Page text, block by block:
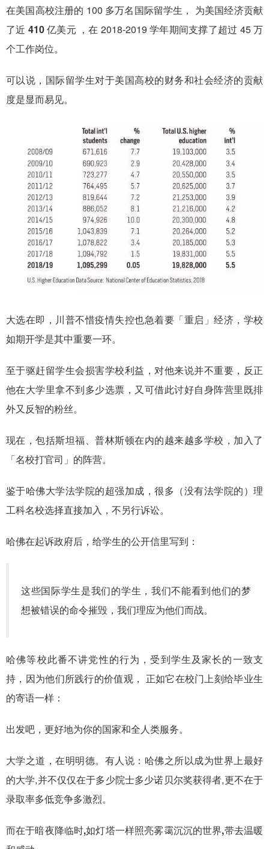
在美国高校注册的 100 多万名国际留学生， 为美国经济贡献
了近 410 亿美元 ，在 2018-2019 学年期间支撑了超过 45 万
个工作岗位。
可以说，国际留学生对于美国高校的财务和社会经济的贡献
度是显而易见。
大选在即，川普不惜疫情失控也急着要「重启」经济，学校
如期开学是其中重要一环。
至于驱赶留学生会损害学校利益，对他来说并不重要，反正
他在大学里拿不到多少选票，又可借此讨好自身阵营里既排
外又反智的粉丝。
现在，包括斯坦福、普林斯顿在内的越来越多学校，加入了
「名校打官司」的阵营。
鉴于哈佛大学法学院的超强加成，很多（没有法学院的）理
工科名校选择直接加入，不另行诉讼。
哈佛在起诉政府后，给学生的公开信里写到：
这些国际学生是我们的学生，我们不能看到他们的梦
想被错误的命令摧毁，我们理应为他们而战。
哈佛等校此番不讲党性的行为，受到学生及家长的一致支
持，因为他们所践行的价值观， 正如它在校门上刻给毕业生
的寄语一样：
出发吧，更好地为你的国家和全人类服务。
大学之道，在明明德。有人说：哈佛之所以成为世界上最好
的大学,并不仅仅在于多少院士多少诺贝尔奖获得者,更不在于
录取率多低竞争多激烈。
而在于暗夜降临时,如灯塔一样照亮雾霭沉沉的世界,带去温暖